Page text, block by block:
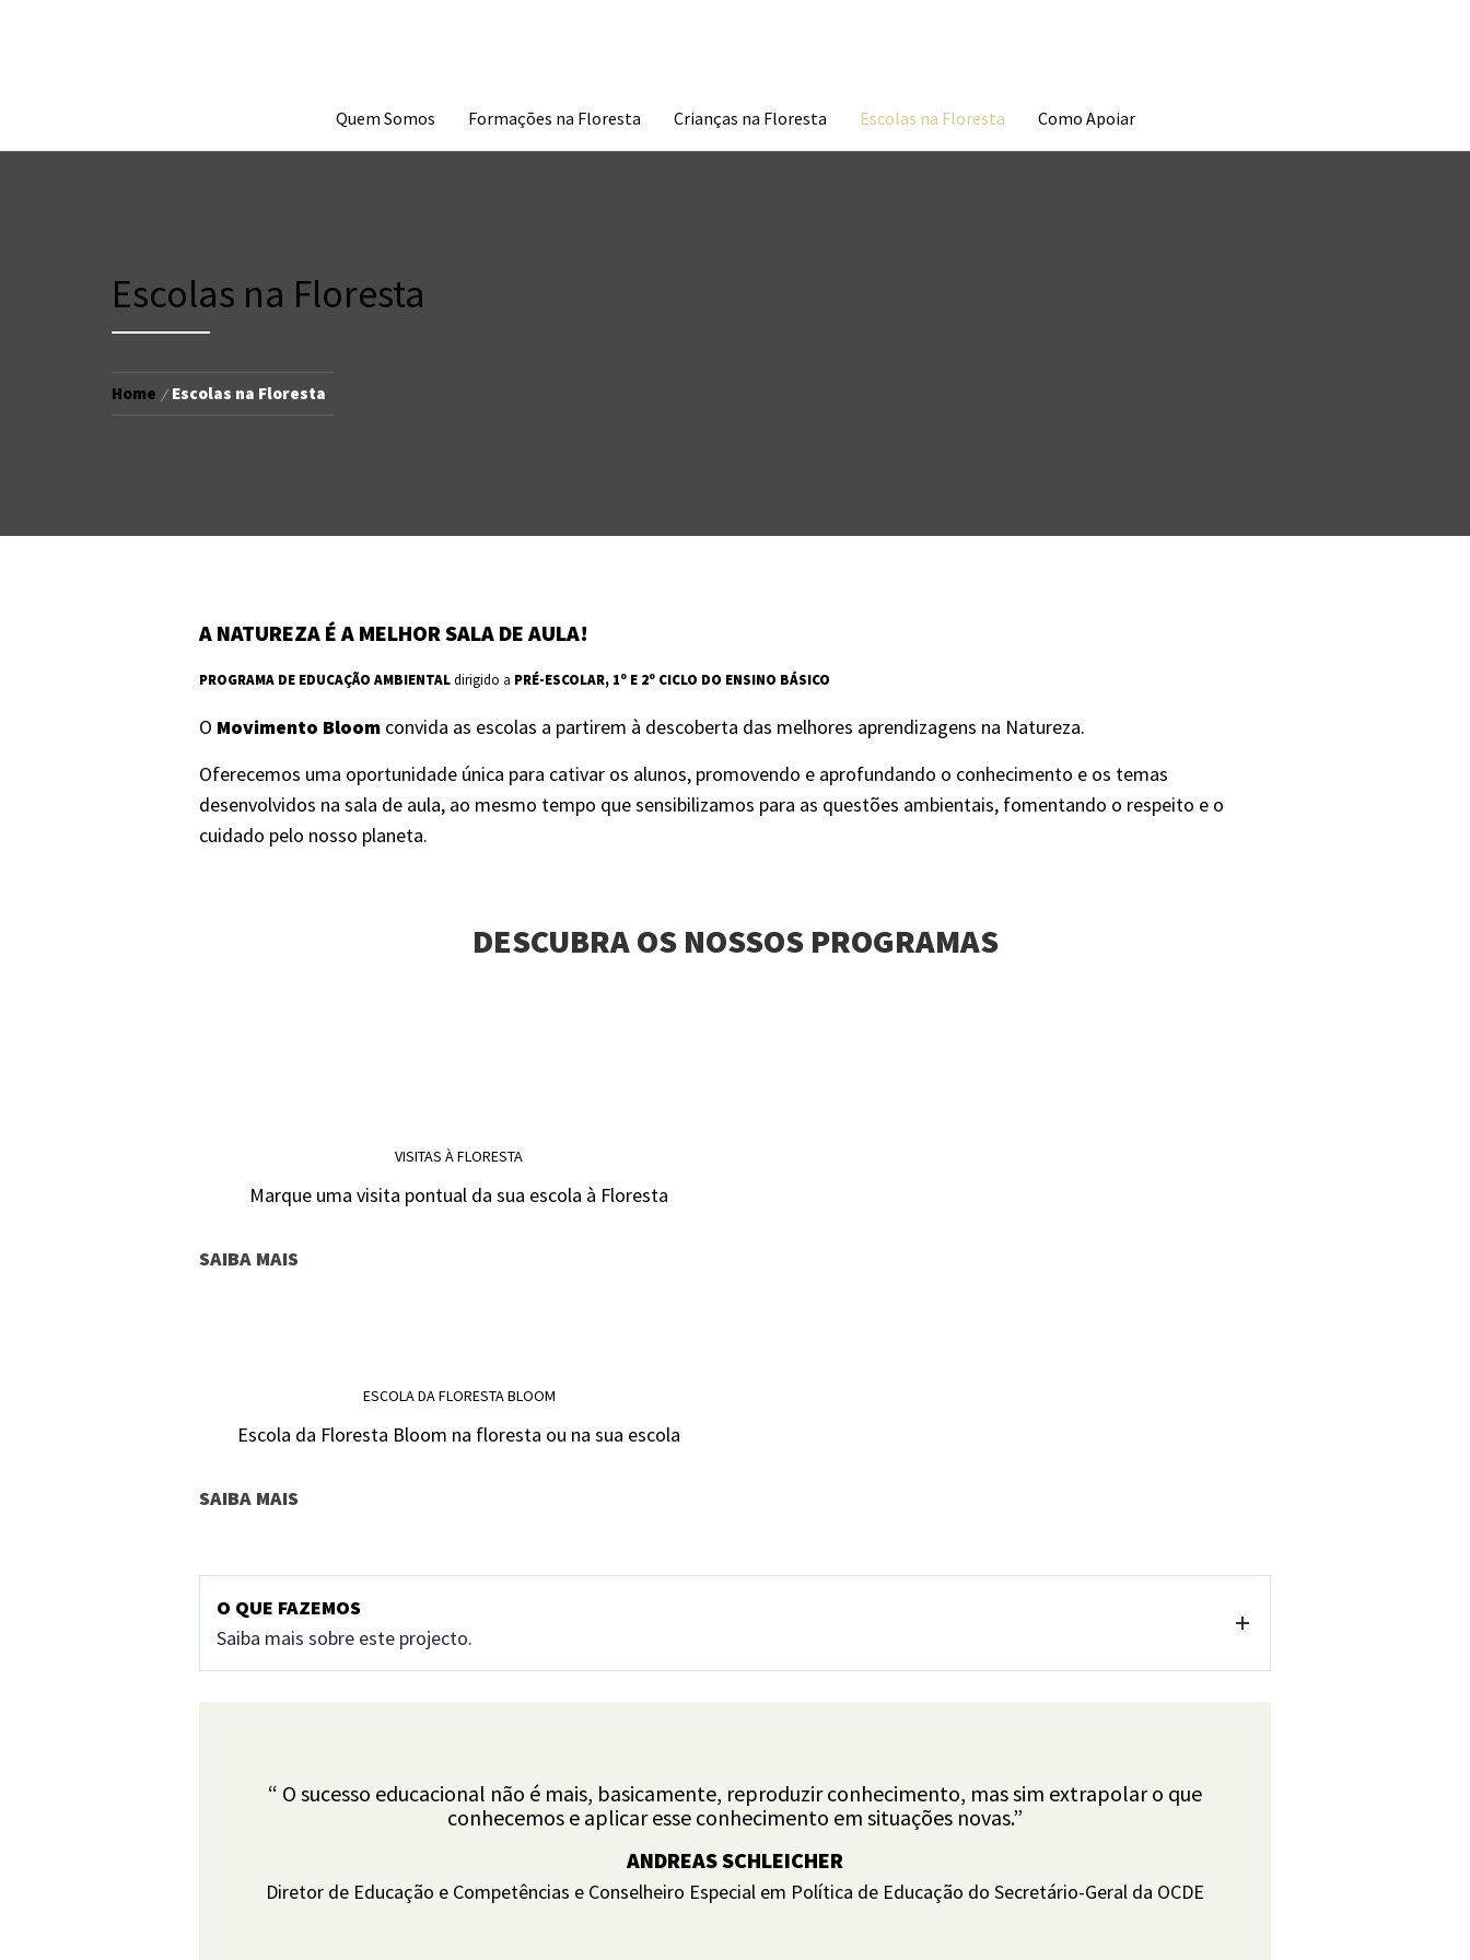
Quem Somos Formações na Floresta Crianças na Floresta Escolas na Floresta Como Apoiar
Escolas na Floresta
Home Escolas na Floresta
A NATUREZA É A MELHOR SALA DE AULA!
PROGRAMA DE EDUCAÇÃO AMBIENTALdirigido a PRÉ-ESCOLAR, 1º E 2º CICLO DO ENSINO BÁSICO
O Movimento Bloom convida as escolas a partirem à descoberta das melhores aprendizagens na Natureza.
Oferecemos uma oportunidade única para cativar os alunos, promovendo e aprofundando o conhecimento e os temas
desenvolvidos na sala de aula, ao mesmo tempo que sensibilizamos para as questões ambientais, fomentando o respeito e o
cuidado pelo nosso planeta.
DESCUBRA OS NOSSOS PROGRAMAS
VISITAS À FLORESTA
Marque uma visita pontual da sua escola à Floresta
SAIBA MAIS
ESCOLA DA FLORESTA BLOOM
Escola da Floresta Bloom na floresta ou na sua escola
SAIBA MAIS
O QUE FAZEMOS
Saiba mais sobre este projecto.
Ao mesmo tempo, através de um processo inspirador, oferecemos às crianças oportunidades regulares de
aquisição de competências físico motoras e sócio emocionais, e potenciamos
disciplinaresde forma interligada e prática. Assim, o nosso programa é essencialmente lúdico e consiste em
“ O sucesso educacional não é mais, basicamente, reproduzir conhecimento, mas sim extrapolar o que
conhecemos e aplicar esse conhecimento em situações novas.”
ANDREAS SCHLEICHER
Diretor de Educação e Competências e Conselheiro Especial em Política de Educação do Secretário-Geral da OCDE